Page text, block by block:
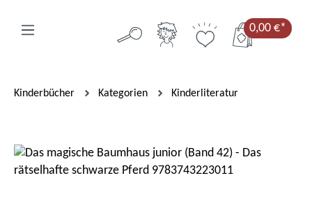
0,00 €*
Kinderbücher Kategorien Kinderliteratur
Bildergalerie überspringen